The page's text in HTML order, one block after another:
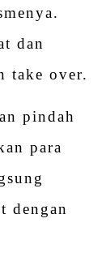
dan
take over.
pindah
para
dengan